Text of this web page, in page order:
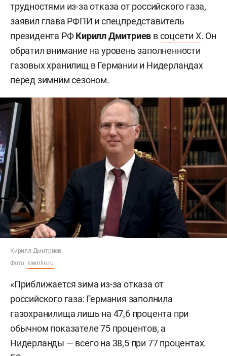
трудностями из-за отказа от российского газа,
заявил глава РФПИ и спецпредставитель
президента РФКирилл Дмитриев всоцсети X. Он
обратил внимание на уровень заполненности
газовых хранилищ в Германии и Нидерландах
перед зимним сезоном.
Кирилл Дмитриев
Фото: kremlin.ru
«Приближается зима из-за отказа от
российского газа: Германия заполнила
газохранилища лишь на 47,6 процента при
обычном показателе 75 процентов, а
Нидерланды — всего на 38,5 при 77 процентах.